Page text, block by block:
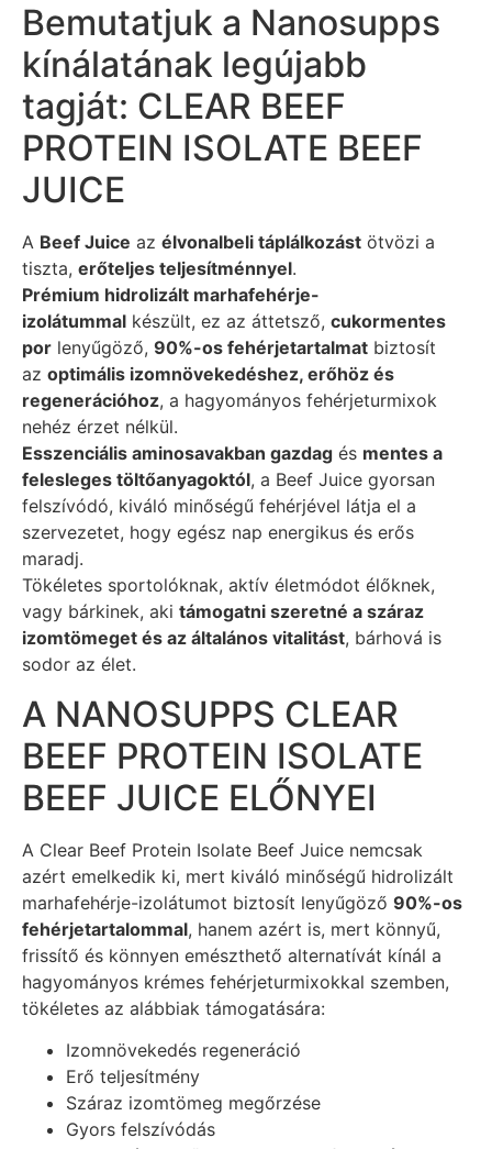
Bemutatjuk a Nanosupps
kínálatának legújabb
tagját: CLEAR BEEF
PROTEIN ISOLATE BEEF
JUICE
A Beef Juice az élvonalbeli táplálkozást ötvözi a
tiszta, erőteljes teljesítménnyel.
Prémium hidrolizált marhafehérje-
izolátummal készült, ez az áttetsző, cukormentes
por lenyűgöző, 90%-os fehérjetartalmat biztosít
az optimális izomnövekedéshez, erőhöz és
regenerációhoz, a hagyományos fehérjeturmixok
nehéz érzet nélkül.
Esszenciális aminosavakban gazdag és mentes a
felesleges töltőanyagoktól, a Beef Juice gyorsan
felszívódó, kiváló minőségű fehérjével látja el a
szervezetet, hogy egész nap energikus és erős
maradj.
Tökéletes sportolóknak, aktív életmódot élőknek,
vagy bárkinek, aki támogatni szeretné a száraz
izomtömeget és az általános vitalitást, bárhová is
sodor az élet.
A NANOSUPPS CLEAR
BEEF PROTEIN ISOLATE
BEEF JUICE ELŐNYEI
A Clear Beef Protein Isolate Beef Juice nemcsak
azért emelkedik ki, mert kiváló minőségű hidrolizált
marhafehérje-izolátumot biztosít lenyűgöző 90%-os
fehérjetartalommal, hanem azért is, mert könnyű,
frissítő és könnyen emészthető alternatívát kínál a
hagyományos krémes fehérjeturmixokkal szemben,
tökéletes az alábbiak támogatására:
Izomnövekedés regeneráció
Erő teljesítmény
Száraz izomtömeg megőrzése
Gyors felszívódás